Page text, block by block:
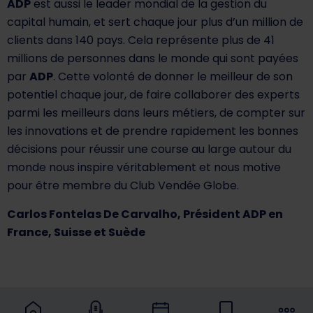
ADP est aussi le leader mondial de la gestion du
capital humain, et sert chaque jour plus d’un million de
clients dans 140 pays. Cela représente plus de 41
millions de personnes dans le monde qui sont payées
par ADP. Cette volonté de donner le meilleur de son
potentiel chaque jour, de faire collaborer des experts
parmi les meilleurs dans leurs métiers, de compter sur
les innovations et de prendre rapidement les bonnes
décisions pour réussir une course au large autour du
monde nous inspire véritablement et nous motive
pour être membre du Club Vendée Globe.
Carlos Fontelas De Carvalho, Président ADP en
France, Suisse et Suède